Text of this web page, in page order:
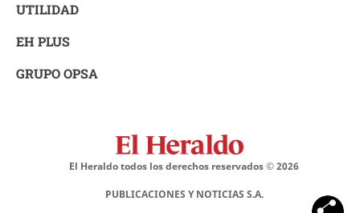
UTILIDAD
EH PLUS
GRUPO OPSA
El Heraldo todos los derechos reservados ©2026
PUBLICACIONES Y NOTICIAS S.A.